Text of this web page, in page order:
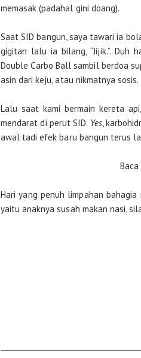
memasak (padahal gini doang).
Saat SID bangun, saya tawari ia
gigitan lalu ia bilang, “Jijik.”. Duh
Double Carbo Ball sambil berdoa
asin dari keju, atau nikmatnya sosis.
Lalu saat kami bermain kereta
mendarat di perut SID. Yes,
awal tadi efek baru bangun terus
Hari yang penuh limpahan
yaitu anaknya susah makan nasi,